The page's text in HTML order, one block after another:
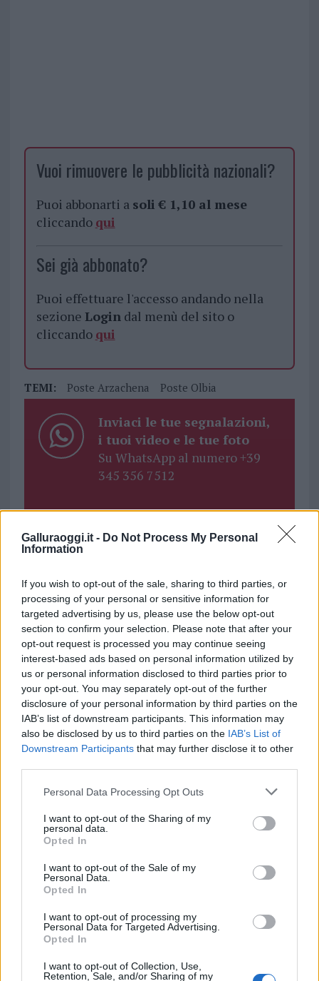
Galluraoggi.it - Do Not Process My Personal
Information
If you wish to opt-out of the sale, sharing to third parties, or
processing of your personal or sensitive information for
targeted advertising by us, please use the below opt-out
section to confirm your selection. Please note that after your
opt-out request is processed you may continue seeing
interest-based ads based on personal information utilized by
us or personal information disclosed to third parties prior to
your opt-out. You may separately opt-out of the further
disclosure of your personal information by third parties on the
IAB’s list of downstream participants. This information may
also be disclosed by us to third parties on the IAB’s List of
Downstream Participants that may further disclose it to other
Please note that this website/app uses one or more Google
not limited to your visit or usage behaviour. You may click to
grant or deny consent to Google and its third-party tags to
use your data for below specified purposes in below Google
consent section.
Personal Data Processing Opt Outs
I want to opt-out of the Sharing of my
personal data.
Opted In
I want to opt-out of the Sale of my
Personal Data.
Opted In
I want to opt-out of processing my
Personal Data for Targeted Advertising.
Opted In
I want to opt-out of Collection, Use,
Retention, Sale, and/or Sharing of my
Vuoi rimuovere le pubblicità nazionali?
Puoi abbonarti a soli € 1,10 al mese
cliccando qui
Sei già abbonato?
Puoi effettuare l'accesso andando nella
sezione Login dal menù del sito o
cliccando qui
TEMI: Poste Arzachena Poste Olbia
Inviaci le tue segnalazioni,
i tuoi video e le tue foto
Su WhatsApp al numero +39
345 356 7512
Notizie in tempo reale?
GalluraOggi.it
Ricevi le nostre ultime news
daGoogle News
Condividi l'articolo
F
a
ce
b
o
o
k
T
w
it
te
r
Pi
n
te
re
st
W
h
s
A
p
S
h
re
NOTIZIE RECENTI
Auto finisce contro un muretto, un ferito ad
Arzachena